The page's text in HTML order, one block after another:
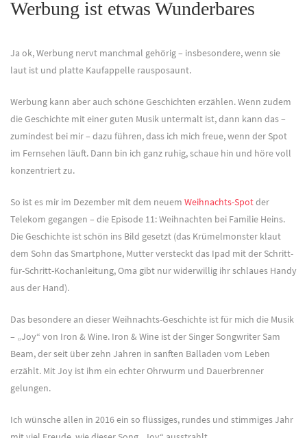
Werbung ist etwas Wunderbares
Ja ok, Werbung nervt manchmal gehörig – insbesondere, wenn sie
laut ist und platte Kaufappelle rausposaunt.
Werbung kann aber auch schöne Geschichten erzählen. Wenn zudem
die Geschichte mit einer guten Musik untermalt ist, dann kann das –
zumindest bei mir – dazu führen, dass ich mich freue, wenn der Spot
im Fernsehen läuft. Dann bin ich ganz ruhig, schaue hin und höre voll
konzentriert zu.
So ist es mir im Dezember mit dem neuem Weihnachts-Spotder
Telekom gegangen – die Episode 11: Weihnachten bei Familie Heins.
Die Geschichte ist schön ins Bild gesetzt (das Krümelmonster klaut
dem Sohn das Smartphone, Mutter versteckt das Ipad mit der Schritt-
für-Schritt-Kochanleitung, Oma gibt nur widerwillig ihr schlaues Handy
aus der Hand).
Das besondere an dieser Weihnachts-Geschichte ist für mich die Musik
– „Joy“ von Iron & Wine. Iron & Wine ist der Singer Songwriter Sam
Beam, der seit über zehn Jahren in sanften Balladen vom Leben
erzählt. Mit Joy ist ihm ein echter Ohrwurm und Dauerbrenner
gelungen.
Ich wünsche allen in 2016 ein so flüssiges, rundes und stimmiges Jahr